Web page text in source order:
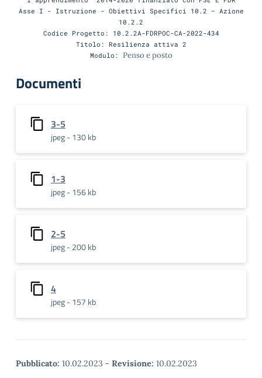
Asse I - Istruzione - Obiettivi Specifici 10.2 – Azione
10.2.2
Codice Progetto: 10.2.2A-FDRPOC-CA-2022-434
Titolo: Resilienza attiva 2
Modulo: Penso e posto
Documenti
3-5
jpeg - 130 kb
1-3
jpeg - 156 kb
2-5
jpeg - 200 kb
4
jpeg - 157 kb
Pubblicato: 10.02.2023 - Revisione: 10.02.2023